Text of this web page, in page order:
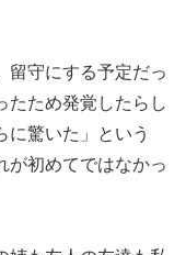
留守にする予定だっ
たため発覚したらし
驚いた」という
が初めてではなかっ